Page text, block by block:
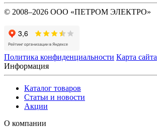
© 2008–2026 ООО «ПЕТРОМ ЭЛЕКТРО»
Политика конфиденциальности Карта сайта
Информация
Каталог товаров
Статьи и новости
Акции
О компании